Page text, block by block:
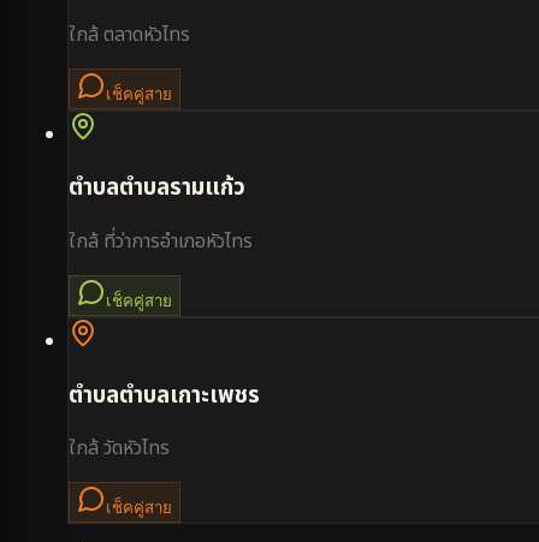
ใกล้ตลาดหัวไทร
เช็คคู่สาย
ตำบลตำบลรามแก้ว
ใกล้ ที่ว่าการอำเภอหัวไทร
เช็คคู่สาย
ตำบลตำบลเกาะเพชร
ใกล้วัดหัวไทร
เช็คคู่สาย